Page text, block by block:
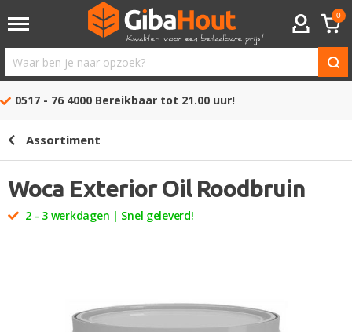
ACCOUNT
0
Waar
ben
opzoek?
0517 - 76 4000 Bereikbaar tot 21.00 uur!
Assortiment
Woca Exterior Oil Roodbruin
2 - 3 werkdagen | Snel geleverd!